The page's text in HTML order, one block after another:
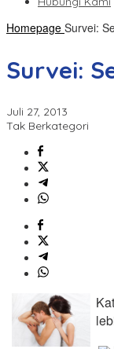
Homepage Survei:
Survei:
Juli 27, 2013
Tak Berkategori